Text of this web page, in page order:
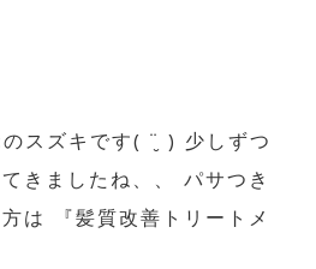
スズキです( ¨̮ ) 少しずつ
きましたね、、 パサつき
は 『髪質改善トリートメ